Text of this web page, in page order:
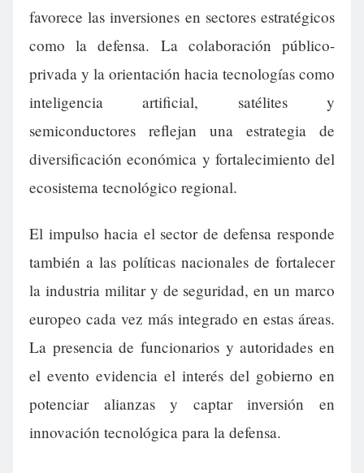
favorece las inversiones en sectores estratégicos
como la defensa. La colaboración público-
privada y la orientación hacia tecnologías como
inteligencia artificial, satélites y
semiconductores reflejan una estrategia de
diversificación económica y fortalecimiento del
ecosistema tecnológico regional.
El impulso hacia el sector de defensa responde
también a las políticas nacionales de fortalecer
la industria militar y de seguridad, en un marco
europeo cada vez más integrado en estas áreas.
La presencia de funcionarios y autoridades en
el evento evidencia el interés del gobierno en
potenciar alianzas y captar inversión en
innovación tecnológica para la defensa.